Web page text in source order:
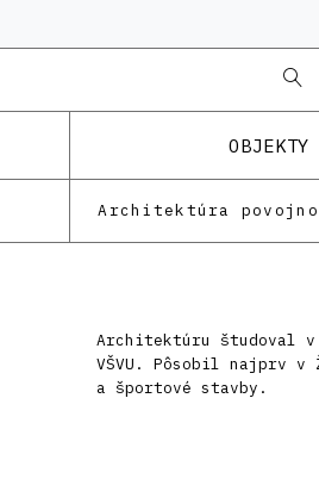
OBJEKTY
Architektúra
Architektúru študoval
VŠVU. Pôsobil najprv
a športové stavby.